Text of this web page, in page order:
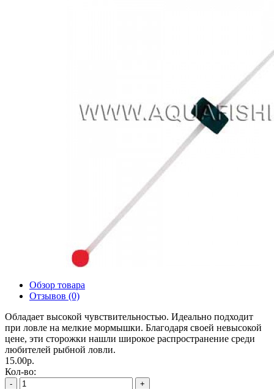
Обзор товара
Отзывов (0)
Обладает высокой чувствительностью. Идеально подходит
при ловле на мелкие мормышки. Благодаря своей невысокой
цене, эти сторожки нашли широкое распространение среди
любителей рыбной ловли.
15.00р.
Кол-во:
- +